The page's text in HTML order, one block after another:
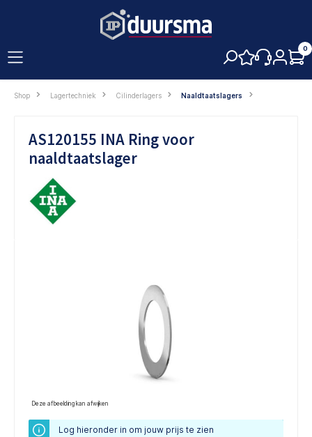
0
Shop Lagertechniek Cilinderlagers Naaldtaatslagers
AS120155 INA Ring voor
naaldtaatslager
Deze afbeelding kan afwijken
Log hieronder in om jouw prijs te zien